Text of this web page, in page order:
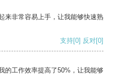
来非常容易上手，让我能够快速熟
支持[0] 反对[0]
的工作效率提高了50%，让我能够